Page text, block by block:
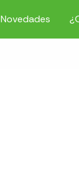
Novedades